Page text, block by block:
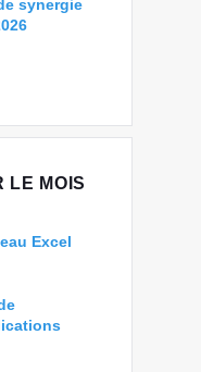
synergie
LE MOIS
Excel